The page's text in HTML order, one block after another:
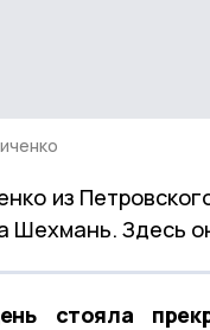
из
Шехмань. Здесь
стояла